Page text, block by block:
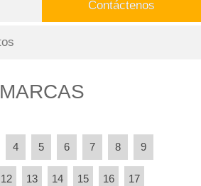
Contáctenos
MARCAS
4 5 6 7 8 9
12 13 14 15 16 17